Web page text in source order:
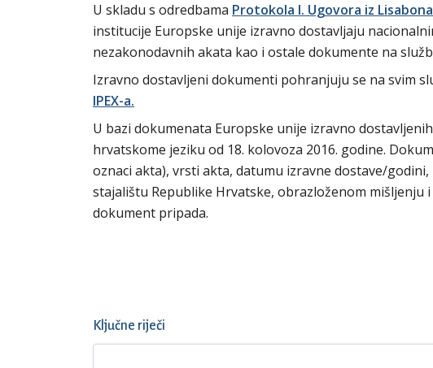
U skladu s odredbama Protokola I. Ugovora iz Lisabona
institucije Europske unije izravno dostavljaju
nezakonodavnih akata kao i ostale dokumente na
Izravno dostavljeni dokumenti pohranjuju se na svim
IPEX-a.
U bazi dokumenata Europske unije izravno
hrvatskome jeziku od 18. kolovoza 2016. godine.
oznaci akta), vrsti akta, datumu izravne dostave/
stajalištu Republike Hrvatske, obrazloženom
dokument pripada.
Ključne riječi